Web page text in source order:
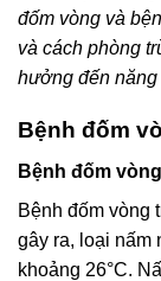
đốm vòng và
và cách phòng
hưởng đến
Bệnh đốm
Bệnh đốm
Bệnh đốm vòng
gây ra, loại nấm
khoảng 26°C.